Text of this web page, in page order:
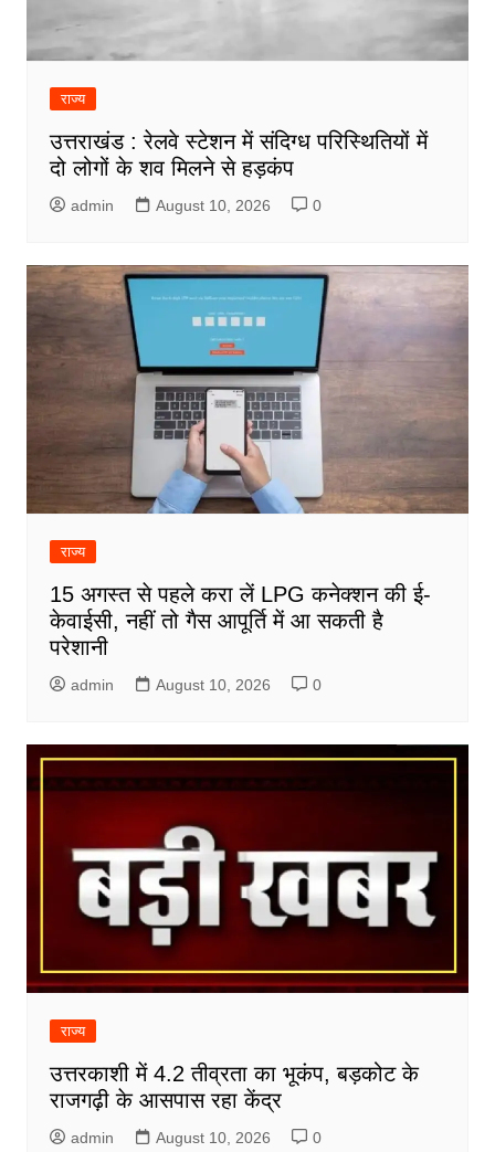
राज्य
उत्तराखंड : रेलवे स्टेशन में संदिग्ध परिस्थितियों में
दो लोगों के शव मिलने से हड़कंप
admin August 10, 2026 0
राज्य
15 अगस्त से पहले करा लें LPG कनेक्शन की ई-
केवाईसी, नहीं तो गैस आपूर्ति में आ सकती है
परेशानी
admin August 10, 2026 0
राज्य
उत्तरकाशी में 4.2 तीव्रता का भूकंप, बड़कोट के
राजगढ़ी के आसपास रहा केंद्र
admin August 10, 2026 0